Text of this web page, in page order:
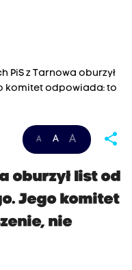
PiS z Tarnowa oburzył
komitet odpowiada: to
A A A share
oburzył list od
Jego komitet
nie